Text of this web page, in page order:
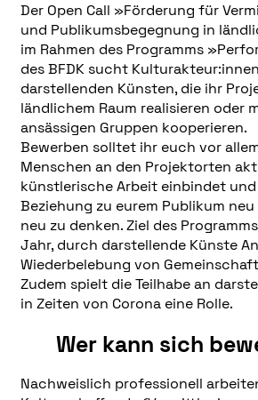
Der Open Call »Förderung für
und Publikumsbegegnung in
im Rahmen des Programms
des BFDK sucht
darstellenden Künsten, die ihr
ländlichem Raum realisieren oder
ansässigen Gruppen kooperieren.
Bewerben solltet ihr euch vor
Menschen an den Projektorten
künstlerische Arbeit einbindet
Beziehung zu eurem Publikum
neu zu denken. Ziel des
Jahr, durch darstellende Künste
Wiederbelebung von
Zudem spielt die Teilhabe an
in Zeiten von Corona eine Rolle.
Wer kann sich
Nachweislich professionell